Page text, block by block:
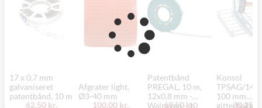
17 x 0,7 mm
galvaniseret
patentbånd, 10 m
62,50 kr.
Afgrater light,
Ø3-40 mm
100,00 kr.
Patentbånd
PREGAL, 10 m,
12x0,8 mm -
Walraven - 10
69,50 kr.
Konsol
TPSAG/145
100 mm
gitterbakke
30,25